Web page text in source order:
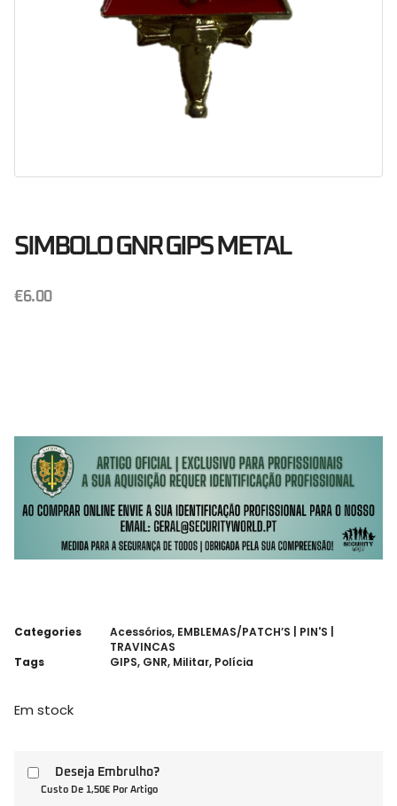
SIMBOLO GNR GIPS METAL
€6.00
Categories Acessórios, EMBLEMAS/PATCH’S | PIN'S |
TRAVINCAS
Tags
GIPS, GNR, Militar, Polícia
Em stock
Deseja Embrulho?
Custo De 1,50€ Por Artigo